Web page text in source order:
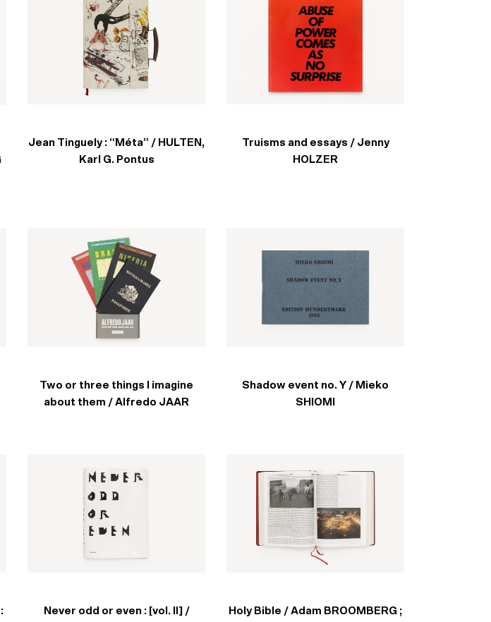
Jean Tinguely : “Méta” / HULTEN,
Karl G. Pontus
Truisms and essays / Jenny
HOLZER
Two or three things I imagine
about them / Alfredo JAAR
Shadow event no. Y / Mieko
SHIOMI
Never odd or even : [vol. II] /
Holy Bible / Adam BROOMBERG ;